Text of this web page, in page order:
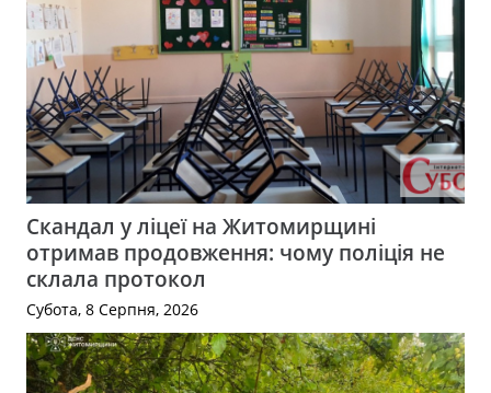
Скандал у ліцеї на Житомирщині
отримав продовження: чому поліція не
склала протокол
Субота, 8 Серпня, 2026